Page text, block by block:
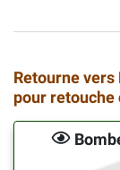
Retourne
pour